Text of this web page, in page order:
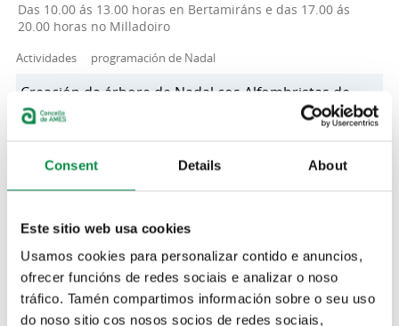
Consent Details About
Este sitio web usa cookies
Usamos cookies para personalizar contido e anuncios,
ofrecer funcións de redes sociais e analizar o noso
tráfico. Tamén compartimos información sobre o seu uso
do noso sitio cos nosos socios de redes sociais,
Das 10.00 ás 13.00 horas en Bertamiráns e das 17.00 ás
20.00 horas no Milladoiro
Actividades programación de Nadal
Creación da árbore de Nadal cos Alfombristas de
Ames con materiais da natureza. Terá lugar na carpa
da Praza de Chavián en Bertamiráns pola mañá e na
correo a promocioneconomica@concellodeames.gal